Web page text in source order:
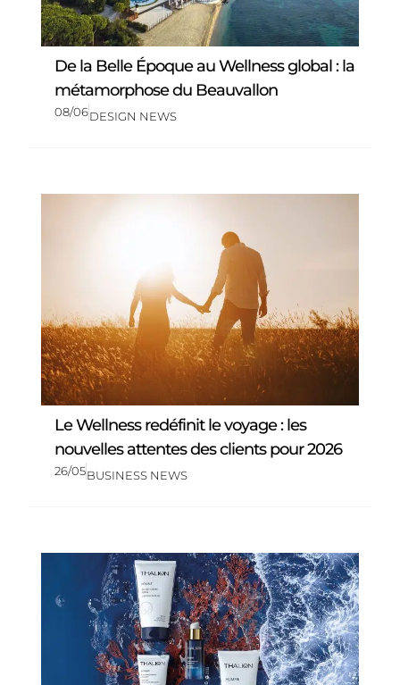
De la Belle Époque au Wellness global : la
métamorphose du Beauvallon
08/06DESIGN NEWS
Le Wellness redéfinit le voyage : les
nouvelles attentes des clients pour 2026
26/05BUSINESS NEWS